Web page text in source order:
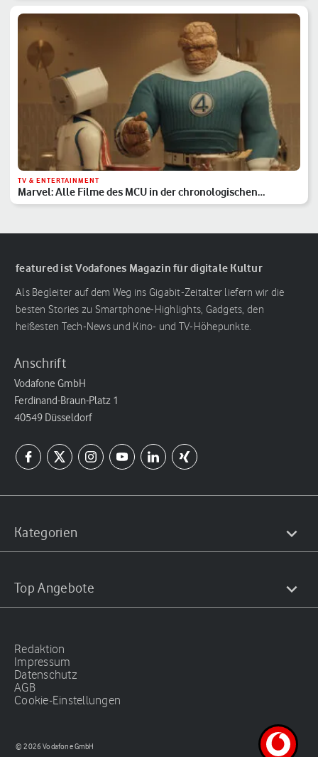
TV & ENTERTAINMENT
Marvel: Alle Filme des MCU in der chronologischen
Reihenfolge
featured ist Vodafones Magazin für digitale Kultur
Als Begleiter auf dem Weg ins Gigabit-Zeitalter liefern wir die
besten Stories zu Smartphone-Highlights, Gadgets, den
heißesten Tech-News und Kino- und TV-Höhepunkte.
Anschrift
Vodafone GmbH
Ferdinand-Braun-Platz 1
40549 Düsseldorf
Kategorien
Top Angebote
Redaktion
Impressum
Datenschutz
AGB
Cookie-Einstellungen
© 2026 Vodafone GmbH